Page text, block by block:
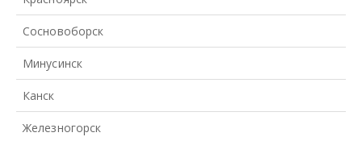
Сосновоборск
Минусинск
Канск
Железногорск